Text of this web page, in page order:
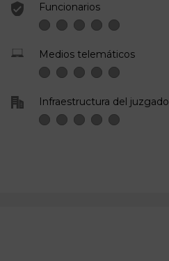
Funcionarios
Medios telemáticos
Infraestructura del juzgado